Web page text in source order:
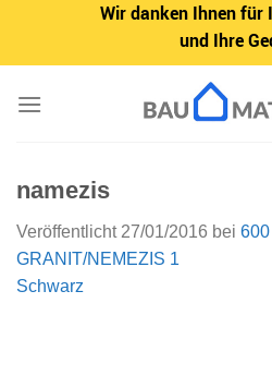
Wir danken Ihnen für
und Ihre
Inhalt
namezis
Veröffentlicht 27/01/2016 bei
GRANIT/NEMEZIS 1
Schwarz